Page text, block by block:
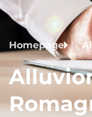
Homepage